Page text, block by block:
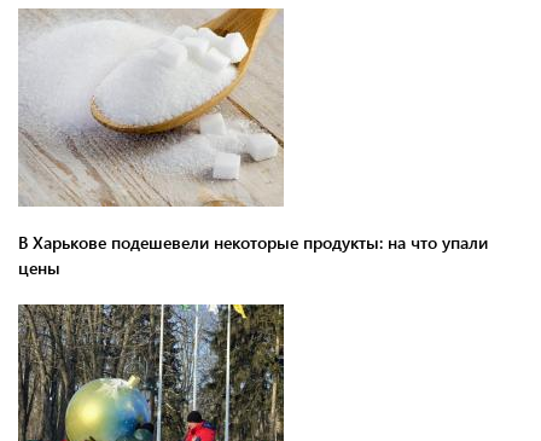
В Харькове подешевели некоторые продукты: на что упали
цены